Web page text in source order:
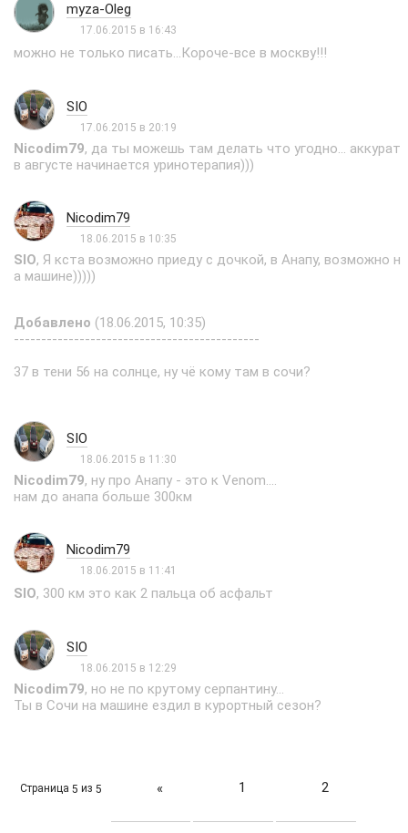
myza-Oleg
17.06.2015 в 16:43
можно не только писать...Короче-все в москву!!!
SIO
17.06.2015 в 20:19
Nicodim79, да ты можешь там делать что угодно... аккурат
в августе начинается уринотерапия)))
Nicodim79
18.06.2015 в 10:35
SIO, Я кста возможно приеду с дочкой, в Анапу, возможно н
а машине)))))
Добавлено (18.06.2015, 10:35)
---------------------------------------------
37 в тени 56 на солнце, ну чё кому там в сочи?
SIO
18.06.2015 в 11:30
Nicodim79, ну про Анапу - это к Venom....
нам до анапа больше 300км
Nicodim79
18.06.2015 в 11:41
SIO, 300 км это как 2 пальца об асфальт
SIO
18.06.2015 в 12:29
Nicodim79, но не по крутому серпантину...
Ты в Сочи на машине ездил в курортный сезон?
Страница 5 из 5 « 1 2